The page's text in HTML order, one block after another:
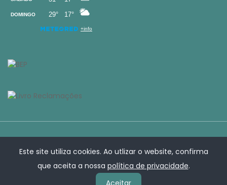
Este site utiliza cookies. Ao utlizar o website, confirma
que aceita a nossa política de privacidade.
Aceitar